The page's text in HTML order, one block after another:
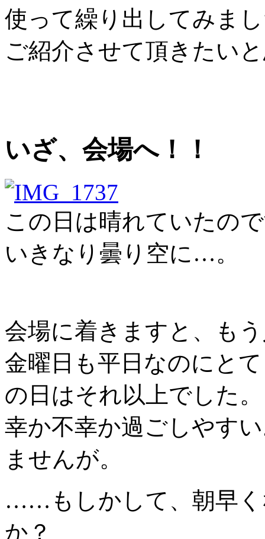
使って繰り出してみま
ご紹介させて頂きたい
いざ、会場へ！！
この日は晴れていたの
いきなり曇り空に…。
会場に着きますと、も
金曜日も平日なのにと
の日はそれ以上でした。
幸か不幸か過ごしやす
ませんが。
……もしかして、朝早く
か？